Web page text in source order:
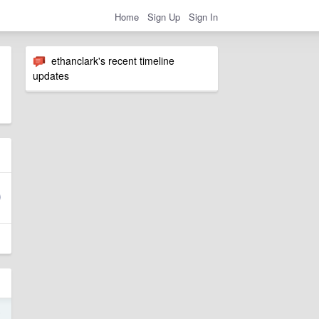
Home Sign Up Sign In
ethanclark's recent timeline
updates